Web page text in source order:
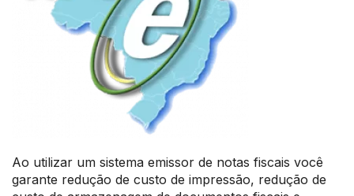
Ao utilizar um sistema emissor de notas fiscais você
garante redução de custo de impressão, redução de